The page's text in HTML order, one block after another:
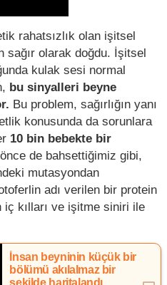
rahatsızlık olan işitsel
sağır olarak doğdu. İşitsel
kulak sesi normal
bu sinyalleri beyne
Bu problem, sağırlığın yanı
konusunda da sorunlara
10 bin bebekte bir
de bahsettiğimiz gibi,
mutasyondan
adı verilen bir protein
iç kılları ve işitme siniri ile
İnsan beyninin küçük bir
bölümü akılalmaz bir
şekilde haritalandı